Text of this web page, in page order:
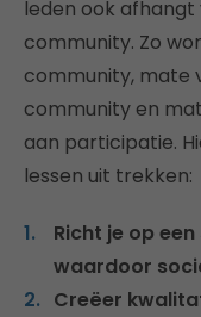
leden ook
community. Zo
community, mate
community en
aan participatie.
lessen uit trekken:
Richt je op
waardoor
Creëer